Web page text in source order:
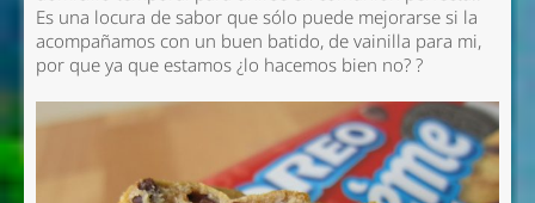
Es una locura de sabor que sólo puede mejorarse si la
acompañamos con un buen batido, de vainilla para mi,
por que ya que estamos ¿lo hacemos bien no? ?